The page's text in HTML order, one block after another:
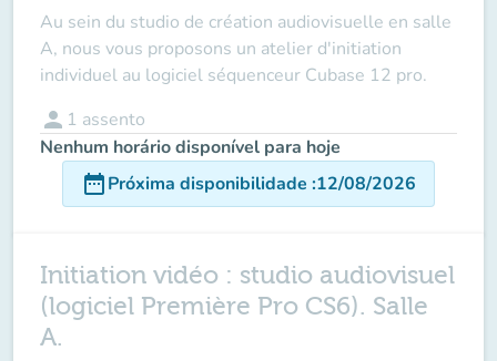
Au sein du studio de création audiovisuelle en salle
A, nous vous proposons un atelier d'initiation
individuel au logiciel séquenceur Cubase 12 pro.
person 1 assento
Nenhum horário disponível para hoje
date_rangePróxima disponibilidade :12/08/2026
Initiation vidéo : studio audiovisuel
(logiciel Première Pro CS6). Salle
A.